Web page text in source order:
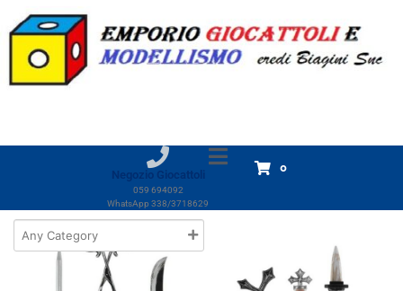
Negozio Giocattoli
059 694092
WhatsApp 338/3718629
0
Home Prodotti MOM
MOM